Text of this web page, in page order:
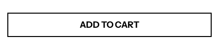
ADD TO CART